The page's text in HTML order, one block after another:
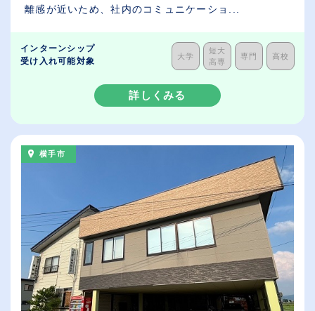
離感が近いため、社内のコミュニケーショ...
インターンシップ
受け入れ可能対象
大学
短大
高専
専門 高校
詳しくみる
横手市